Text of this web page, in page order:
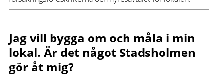
Jag vill bygga om och måla i min
lokal. Är det något Stadsholmen
gör åt mig?